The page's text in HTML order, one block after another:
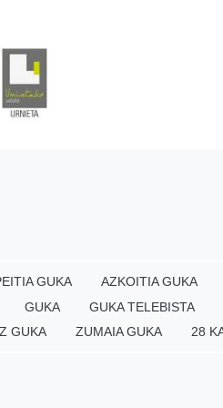
GUKA AZKOITIA GUKA
GUKA GUKA TELEBISTA
GUKA ZUMAIA GUKA 28